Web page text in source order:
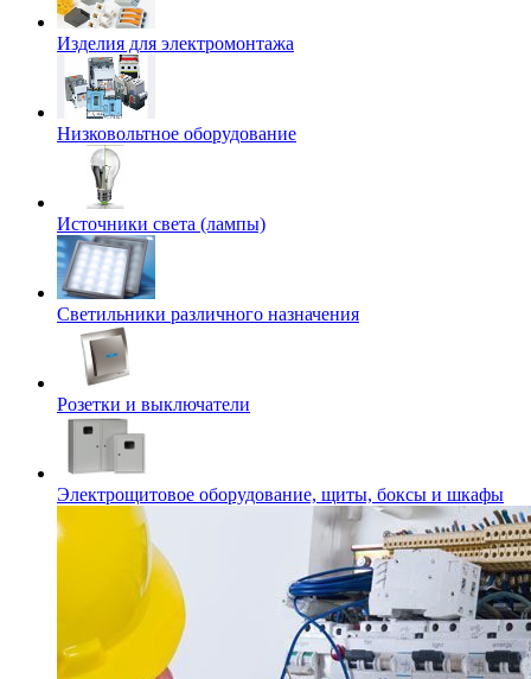
Изделия для электромонтажа
Низковольтное оборудование
Источники света (лампы)
Светильники различного назначения
Розетки и выключатели
Электрощитовое оборудование, щиты, боксы и шкафы